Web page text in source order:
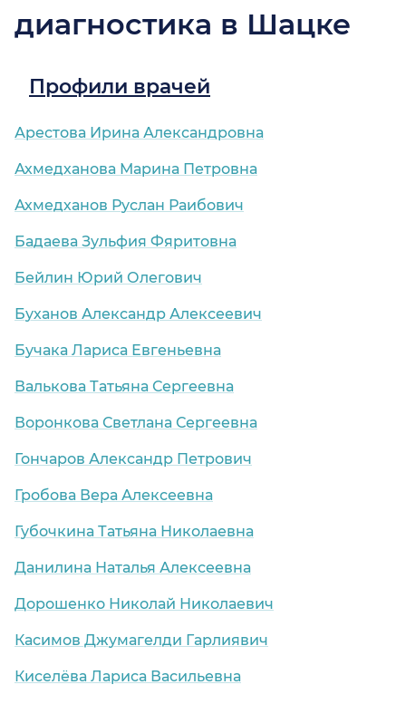
диагностика в Шацке
Профили врачей
Арестова Ирина Александровна
Ахмедханова Марина Петровна
Ахмедханов Руслан Раибович
Бадаева Зульфия Фяритовна
Бейлин Юрий Олегович
Буханов Александр Алексеевич
Бучака Лариса Евгеньевна
Валькова Татьяна Сергеевна
Воронкова Светлана Сергеевна
Гончаров Александр Петрович
Гробова Вера Алексеевна
Губочкина Татьяна Николаевна
Данилина Наталья Алексеевна
Дорошенко Николай Николаевич
Касимов Джумагелди Гарлиявич
Киселёва Лариса Васильевна